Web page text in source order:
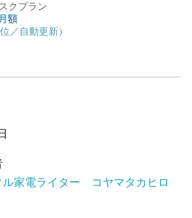
クプラン
額
／自動更新）
ル家電ライター コヤマタカヒロ